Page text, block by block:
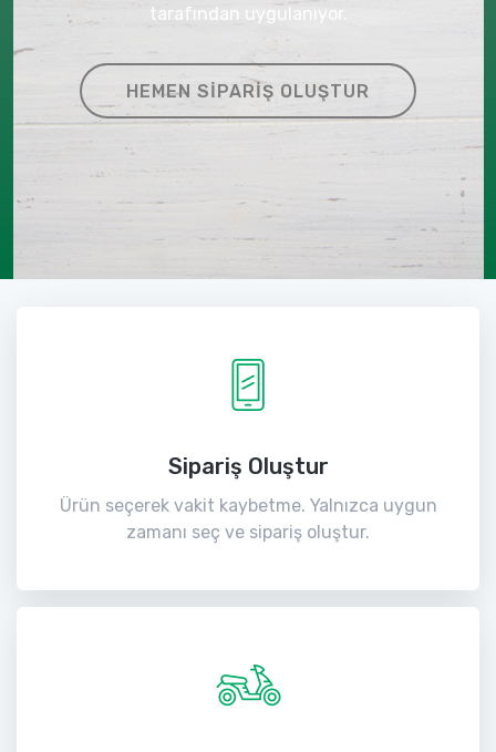
tarafından uygulanıyor.
HEMEN SIPARIŞ OLUŞTUR
Sipariş Oluştur
Ürün seçerek vakit kaybetme. Yalnızca uygun
zamanı seç ve sipariş oluştur.